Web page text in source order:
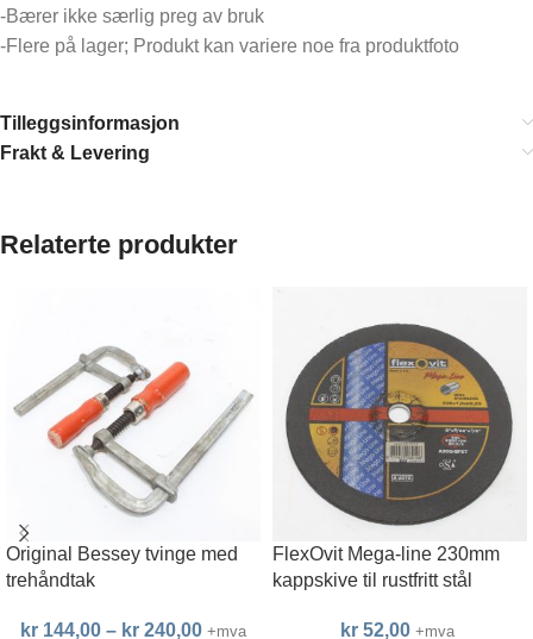
-Bærer ikke særlig preg av bruk
-Flere på lager; Produkt kan variere noe fra produktfoto
Tilleggsinformasjon
Frakt & Levering
Relaterte produkter
Original Bessey tvinge med
trehåndtak
kr 144,00 – kr 240,00 +mva
FlexOvit Mega-line 230mm
kappskive til rustfritt stål
kr 52,00 +mva